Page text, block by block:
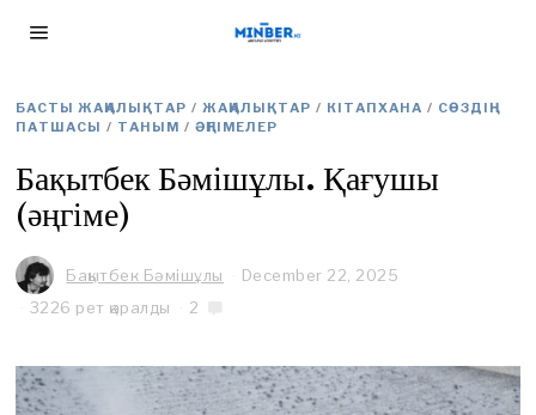
БАСТЫ ЖАҢАЛЫҚТАР / ЖАҢАЛЫҚТАР / КІТАПХАНА / СӨЗДІҢ
ПАТШАСЫ / ТАНЫМ / ӘҢГІМЕЛЕР
Бақытбек Бәмішұлы. Қағушы
(әңгіме)
Бақытбек Бәмішұлы December 22, 2025
b
e
3226 рет қаралды 2